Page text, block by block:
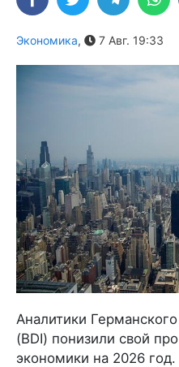
Экономика, 7 Авг. 19:33
Аналитики
(BDI) понизили свой
экономики на 2026